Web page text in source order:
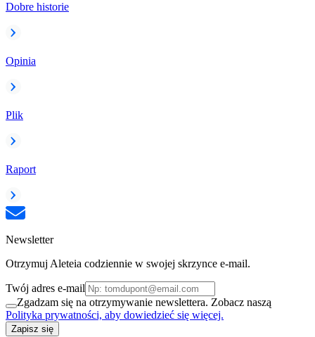
Dobre historie
Opinia
Plik
Raport
Newsletter
Otrzymuj Aleteia codziennie w swojej skrzynce e-mail.
Twój adres e-mail
Zgadzam się na otrzymywanie newslettera. Zobacz naszą
Polityka prywatności, aby dowiedzieć się więcej.
Zapisz się